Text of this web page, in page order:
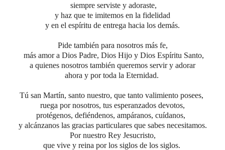
siempre serviste y adoraste,
y haz que te imitemos en la fidelidad
y en el espíritu de entrega hacia los demás.
Pide también para nosotros más fe,
más amor a Dios Padre, Dios Hijo y Dios Espíritu Santo,
a quienes nosotros también queremos servir y adorar
ahora y por toda la Eternidad.
Tú san Martín, santo nuestro, que tanto valimiento posees,
ruega por nosotros, tus esperanzados devotos,
protégenos, defiéndenos, ampáranos, cuídanos,
y alcánzanos las gracias particulares que sabes necesitamos.
Por nuestro Rey Jesucristo,
que vive y reina por los siglos de los siglos.